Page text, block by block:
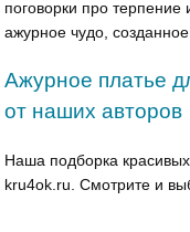
поговорки про терпение
ажурное чудо,
Ажурное платье
от наших авторов
Наша подборка
kru4ok.ru. Смотрите и